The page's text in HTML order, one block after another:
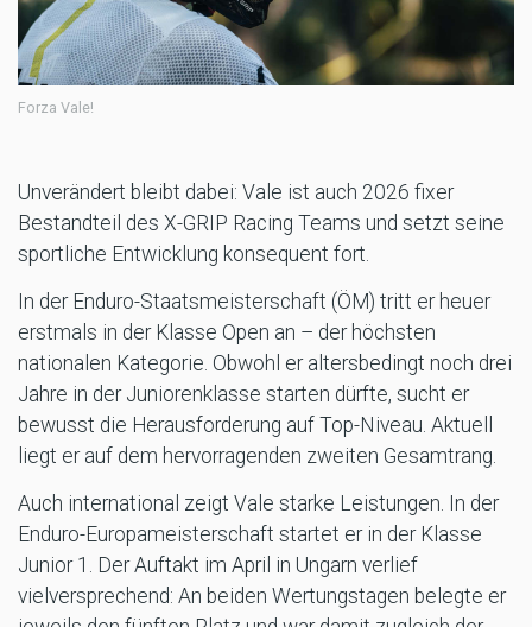
Forza Vale!
Unverändert bleibt dabei: Vale ist auch 2026 fixer
Bestandteil des X-GRIP Racing Teams und setzt seine
sportliche Entwicklung konsequent fort.
In der Enduro-Staatsmeisterschaft (ÖM) tritt er heuer
erstmals in der Klasse Open an – der höchsten
nationalen Kategorie. Obwohl er altersbedingt noch drei
Jahre in der Juniorenklasse starten dürfte, sucht er
bewusst die Herausforderung auf Top-Niveau. Aktuell
liegt er auf dem hervorragenden zweiten Gesamtrang.
Auch international zeigt Vale starke Leistungen. In der
Enduro-Europameisterschaft startet er in der Klasse
Junior 1. Der Auftakt im April in Ungarn verlief
vielversprechend: An beiden Wertungstagen belegte er